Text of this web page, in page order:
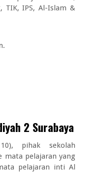
TIK, IPS, Al-Islam &
2 Surabaya
pihak sekolah
mata pelajaran yang
pelajaran inti Al